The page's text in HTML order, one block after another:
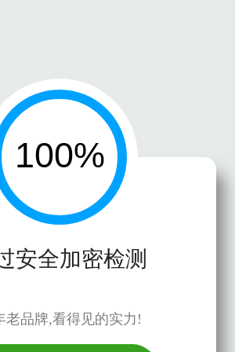
安全加密检测
老品牌,看得见的实力!